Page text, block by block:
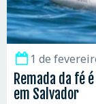
1 de
Remada da fé
em Salvador